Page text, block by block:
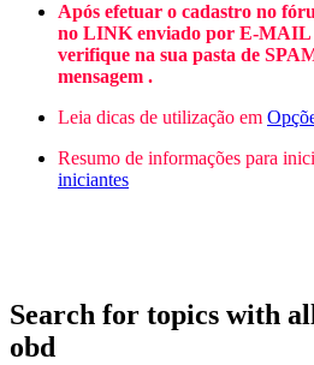
Após efetuar o cadastro no
no LINK enviado por E-MAIL
verifique na sua pasta de
mensagem .
Leia dicas de utilização em
Resumo de informações para
iniciantes
Search for topics with
obd